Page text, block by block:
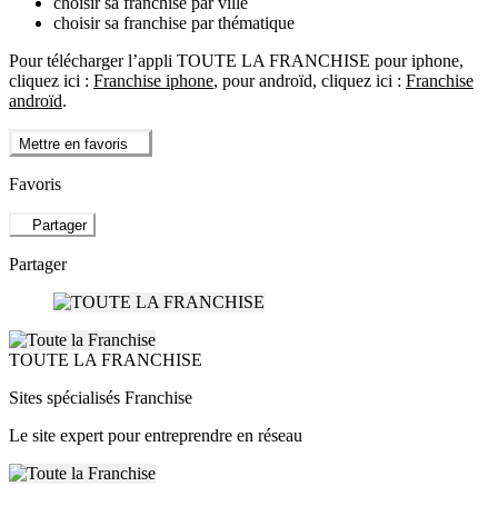
choisir sa franchise par thématique
Pour télécharger l’appli TOUTE LA FRANCHISE pour iphone,
cliquez ici : Franchise iphone, pour androïd, cliquez ici : Franchise
androïd.
Mettre en favoris
Favoris
Partager
Partager
TOUTE LA FRANCHISE
Sites spécialisés Franchise
Le site expert pour entreprendre en réseau